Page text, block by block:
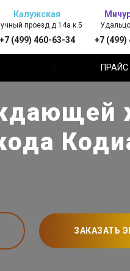
Калужская
проезд д.14а к.5
+7 (499) 460-63-34 +7 (499)
ЗАКАЗАТЬ